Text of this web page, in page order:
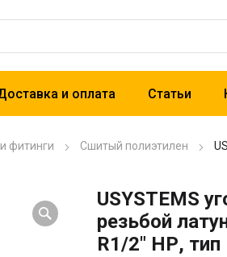
и оплата Статьи
фитинги Сшитый полиэтилен
USYSTEMS
резьбой
R1/2″ НР, тип